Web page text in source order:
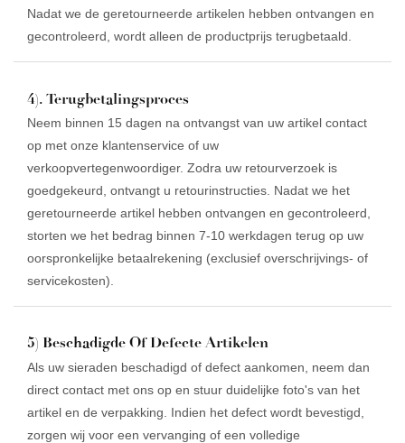
Nadat we de geretourneerde artikelen hebben ontvangen en
gecontroleerd, wordt alleen de productprijs terugbetaald.
4). Terugbetalingsproces
Neem binnen 15 dagen na ontvangst van uw artikel contact
op met onze klantenservice of uw
verkoopvertegenwoordiger. Zodra uw retourverzoek is
goedgekeurd, ontvangt u retourinstructies. Nadat we het
geretourneerde artikel hebben ontvangen en gecontroleerd,
storten we het bedrag binnen 7-10 werkdagen terug op uw
oorspronkelijke betaalrekening (exclusief overschrijvings- of
servicekosten).
5) Beschadigde Of Defecte Artikelen
Als uw sieraden beschadigd of defect aankomen, neem dan
direct contact met ons op en stuur duidelijke foto's van het
artikel en de verpakking. Indien het defect wordt bevestigd,
zorgen wij voor een vervanging of een volledige